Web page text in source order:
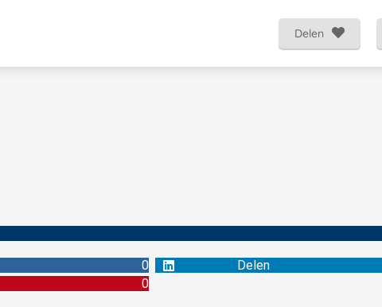
Delen
0 Delen
0